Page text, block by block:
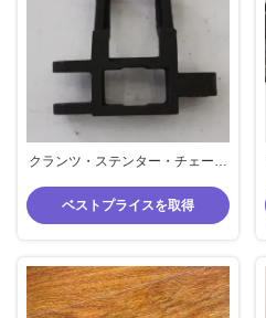
クランツ・ステンター・チェーン
上げ機用スペアパーツ・在庫あり
ベストプライスを取得